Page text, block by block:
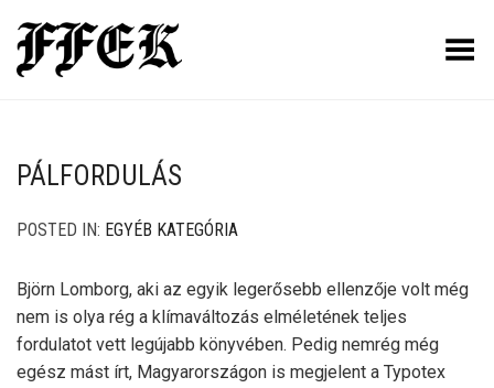
Toggle Menu
PÁLFORDULÁS
POSTED IN: EGYÉB KATEGÓRIA
Björn Lomborg, aki az egyik legerősebb ellenzője volt még
nem is olya rég a klímaváltozás elméletének teljes
fordulatot vett legújabb könyvében. Pedig nemrég még
egész mást írt, Magyarországon is megjelent a Typotex